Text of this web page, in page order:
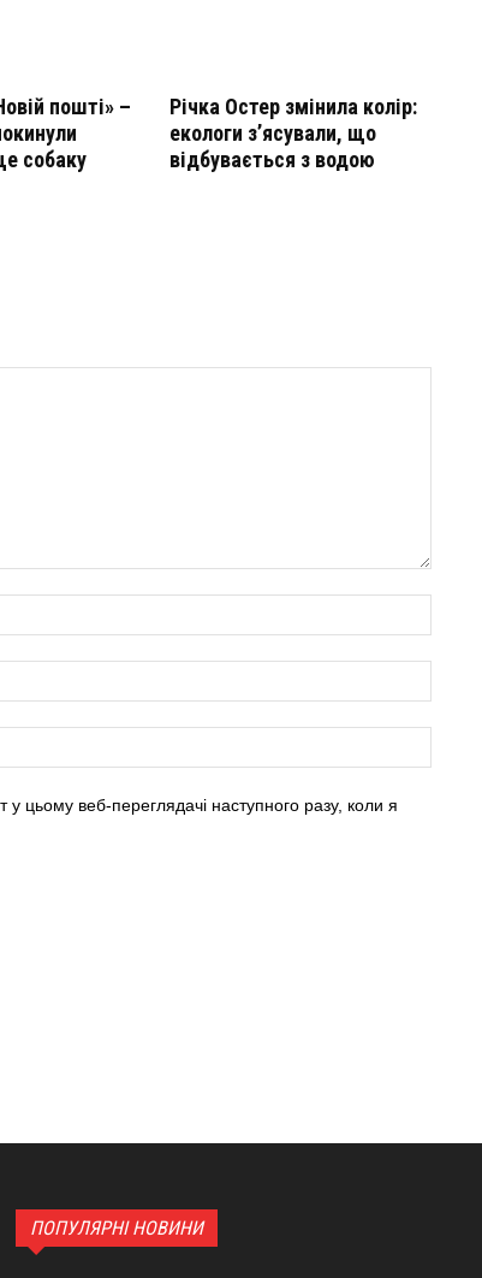
пошті» –
собаку
Річка Остер змінила колір:
екологи з’ясували, що
відбувається з водою
цьому веб-переглядачі наступного разу, коли я
ПОПУЛЯРНІ НОВИНИ